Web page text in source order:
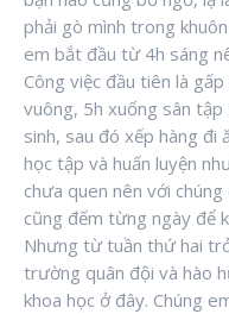
phải gò mình trong
em bắt đầu từ 4h sáng
Công việc đầu tiên là
vuông, 5h xuống sân
sinh, sau đó xếp hàng
học tập và huấn luyện
chưa quen nên với
cũng đếm từng ngày để
Nhưng từ tuần thứ hai
trường quân đội và hào
khoa học ở đây. Chúng